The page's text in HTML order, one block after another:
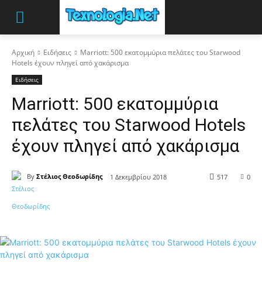
Αρχική Ειδήσεις
Marriott: 500 εκατομμύρια πελάτες του Starwood
Hotels έχουν πληγεί από χακάρισμα
Ειδήσεις
Marriott: 500 εκατομμύρια
πελάτες του Starwood Hotels
έχουν πληγεί από χακάρισμα
By Στέλιος Θεοδωρίδης 1 Δεκεμβρίου 2018 0
517